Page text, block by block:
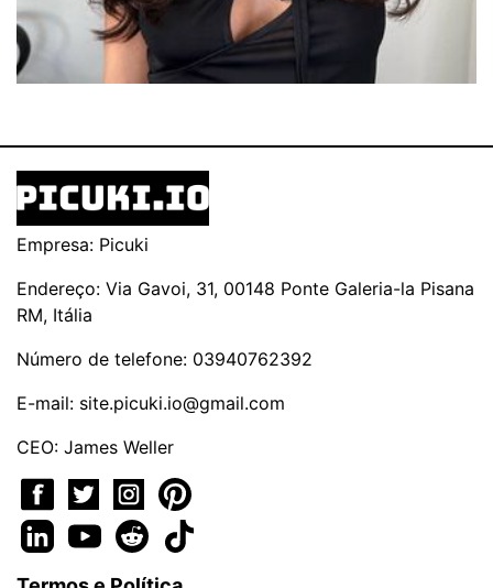
Empresa: Picuki
Endereço: Via Gavoi, 31, 00148 Ponte Galeria-la Pisana
RM, Itália
Número de telefone: 03940762392
E-mail: site.picuki.io@gmail.com
CEO: James Weller